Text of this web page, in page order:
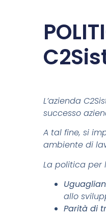
L’azienda
successo
A tal fine, si
ambiente di
La politica per
allo
Parità di